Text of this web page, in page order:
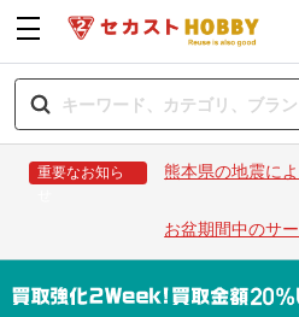
重要なお知ら
熊本県の地震に
て
お盆期間中のサ
せ